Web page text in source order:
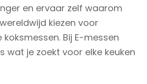
en ervaar zelf waarom
kiezen voor
Bij E-messen
wat je zoekt voor elke keuken